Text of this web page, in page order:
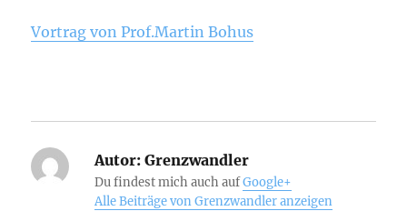
Vortrag von Prof.Martin Bohus
Autor: Grenzwandler
Du findest mich auch aufGoogle+
Alle Beiträge von Grenzwandler anzeigen